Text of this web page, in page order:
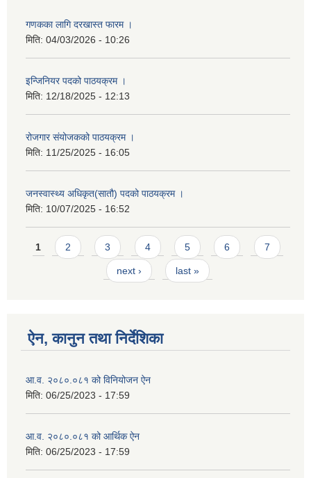
गणकका लागि दरखास्त फारम ।
मिति: 04/03/2026 - 10:26
इन्जिनियर पदको पाठयक्रम ।
मिति: 12/18/2025 - 12:13
रोजगार संयोजकको पाठयक्रम ।
मिति: 11/25/2025 - 16:05
जनस्वास्थ्य अधिकृत(सातौ) पदको पाठयक्रम ।
मिति: 10/07/2025 - 16:52
Pages
1 2 3 4 5 6 7
next › last »
ऐन, कानुन तथा निर्देशिका
आ.व. २०८०.०८१ को विनियोजन ऐन
मिति: 06/25/2023 - 17:59
आ.व. २०८०.०८१ को आर्थिक ऐन
मिति: 06/25/2023 - 17:59